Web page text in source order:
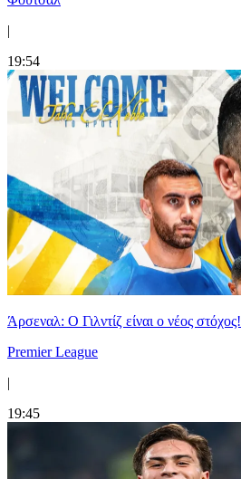
|
19:54
Άρσεναλ: Ο Γιλντίζ είναι ο νέος στόχος!
Premier League
|
19:45